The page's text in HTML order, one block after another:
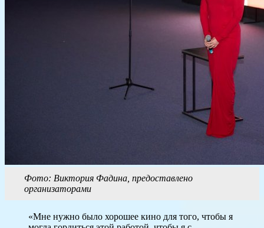
Фото: Виктория Фадина, предоставлено
организаторами
«Мне нужно было хорошее кино для того, чтобы я